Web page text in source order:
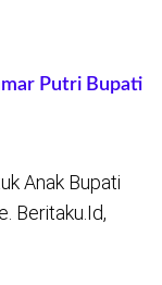
Putri Bupati
Anak Bupati
Beritaku.Id,